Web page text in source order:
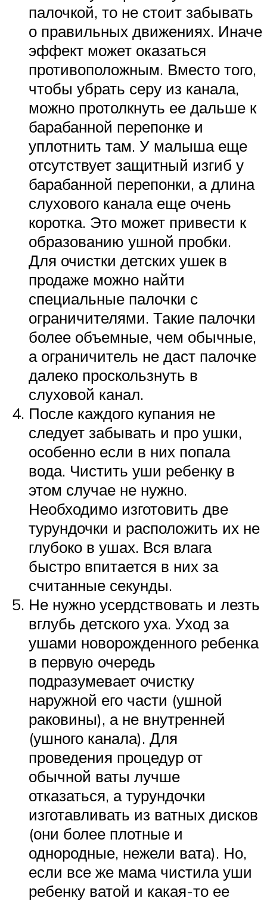
палочкой, то не стоит забывать
о правильных движениях. Иначе
эффект может оказаться
противоположным. Вместо того,
чтобы убрать серу из канала,
можно протолкнуть ее дальше к
барабанной перепонке и
уплотнить там. У малыша еще
отсутствует защитный изгиб у
барабанной перепонки, а длина
слухового канала еще очень
коротка. Это может привести к
образованию ушной пробки.
Для очистки детских ушек в
продаже можно найти
специальные палочки с
ограничителями. Такие палочки
более объемные, чем обычные,
а ограничитель не даст палочке
далеко проскользнуть в
слуховой канал.
После каждого купания не
следует забывать и про ушки,
особенно если в них попала
вода. Чистить уши ребенку в
этом случае не нужно.
Необходимо изготовить две
турундочки и расположить их не
глубоко в ушах. Вся влага
быстро впитается в них за
считанные секунды.
Не нужно усердствовать и лезть
вглубь детского уха. Уход за
ушами новорожденного ребенка
в первую очередь
подразумевает очистку
наружной его части (ушной
раковины), а не внутренней
(ушного канала). Для
проведения процедур от
обычной ваты лучше
отказаться, а турундочки
изготавливать из ватных дисков
(они более плотные и
однородные, нежели вата). Но,
если все же мама чистила уши
ребенку ватой и какая-то ее